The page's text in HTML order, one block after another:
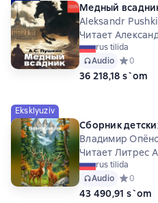
Медный
Aleksandr
Читает
rus tilida
Audio Средний
0
36 218,18 s`om
Eksklyuziv
Сборник
Владимир
Читает Литрес
rus tilida
Audio Средний
0
43 490,91 s`om